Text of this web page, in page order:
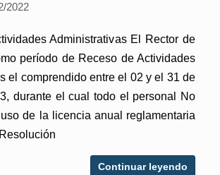
2022
Administrativas El Rector de
período de Receso de Actividades
el comprendido entre el 02 y el 31 de
durante el cual todo el personal No
de la licencia anual reglamentaria
Continuar leyendo